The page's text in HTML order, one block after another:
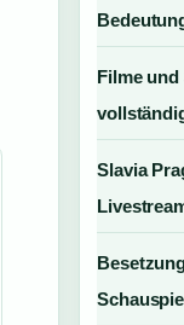
Filme
Slavia